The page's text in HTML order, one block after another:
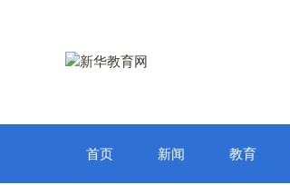
首页 新闻 教育